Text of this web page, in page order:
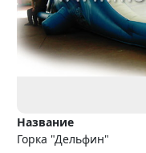
Название
Горка "Дельфин"